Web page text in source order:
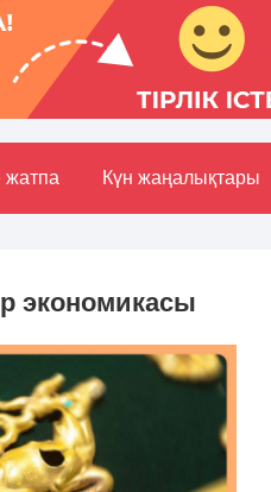
жатпа Күн жаңалықтары
экономикасы